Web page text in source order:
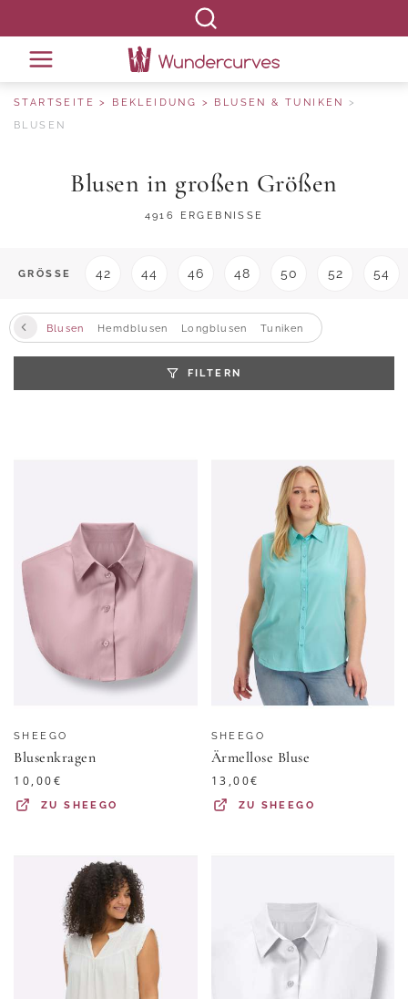
STARTSEITE BEKLEIDUNG
BLUSEN & TUNIKEN
BLUSEN
Blusen in großen Größen
4916 ERGEBNISSE
GRÖSSE 42 44 46 48 50 52 54
Blusen Hemdblusen Longblusen Tuniken
FILTERN
SHEEGO
Blusenkragen
10,00€
ZUSHEEGO
SHEEGO
Ärmellose Bluse
13,00€
ZU SHEEGO